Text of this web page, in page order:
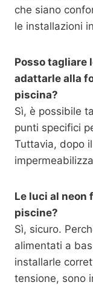
che siano
le installazioni
Posso tagliare
adattarle alla
piscina?
Sì, è possibile
punti specifici
Tuttavia, dopo
Le luci al neon
piscine?
Sì, sicuro.
alimentati a
installarle
tensione, sono